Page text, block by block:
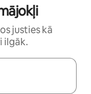
justies kā
ilgāk.
uz augšu un